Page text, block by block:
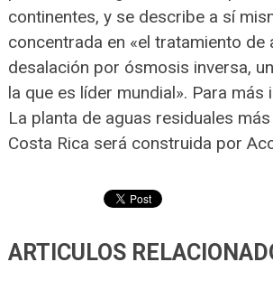
continentes, y se describe a sí
concentrada en «el tratamiento de
desalación por ósmosis inversa,
la que es líder mundial». Para más
La planta de aguas residuales
Costa Rica será construida por
ARTICULOS